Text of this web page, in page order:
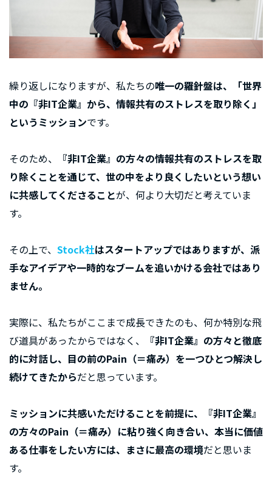
繰り返しになりますが、私たちの唯一の羅針盤は、「世界
中の『非IT企業』から、情報共有のストレスを取り除く」
というミッションです。
そのため、
『非IT企業』の方々の情報共有のストレスを取
り除くことを通じて、世の中をより良くしたいという想い
に共感してくださることが、何より大切だと考えていま
す。
その上で、 Stock社はスタートアップではありますが、派
手なアイデアや一時的なブームを追いかける会社ではあり
ません。
実際に、私たちがここまで成長できたのも、何か特別な飛
び道具があったからではなく、
『非IT企業』の方々と徹底
的に対話し、目の前のPain（＝痛み）を一つひとつ解決し
続けてきたからだと思っています。
ミッションに共感いただけることを前提に、『非IT企業』
の方々のPain（＝痛み）に粘り強く向き合い、本当に価値
ある仕事をしたい方には、まさに最高の環境だと思いま
す。